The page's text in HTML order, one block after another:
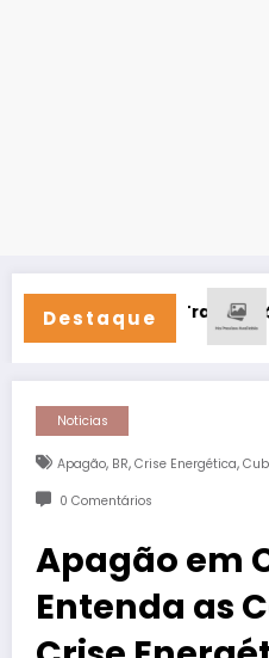
Destaque
– Transforme Suas Aulas
30 Dias com
Noticias
Apagão, BR, Crise Energética,
0 Comentários
Apagão em
Entenda as